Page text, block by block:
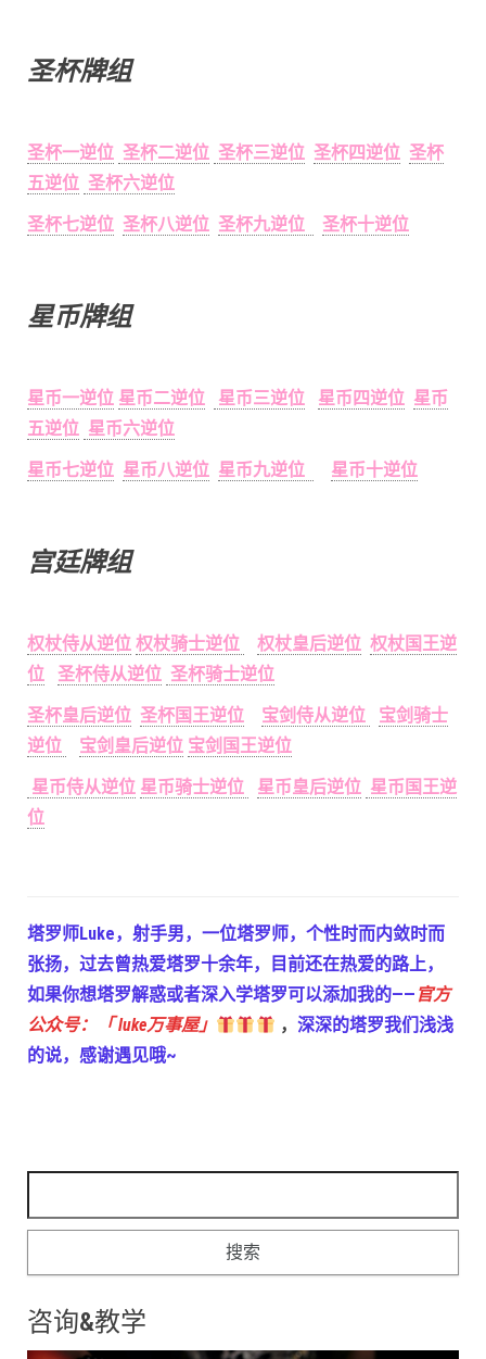
圣杯牌组
圣杯一逆位 圣杯二逆位 圣杯三逆位 圣杯四逆位 圣杯
五逆位 圣杯六逆位
圣杯七逆位 圣杯八逆位 圣杯九逆位 圣杯十逆位
星币牌组
星币一逆位 星币二逆位 星币三逆位 星币四逆位 星币
五逆位 星币六逆位
星币七逆位 星币八逆位 星币九逆位 星币十逆位
宫廷牌组
权杖侍从逆位 权杖骑士逆位 权杖皇后逆位 权杖国王逆
位
圣杯侍从逆位 圣杯骑士逆位
圣杯皇后逆位 圣杯国王逆位 宝剑侍从逆位
宝剑骑士
逆位
宝剑皇后逆位 宝剑国王逆位
星币侍从逆位 星币骑士逆位 星币皇后逆位 星币国王逆
位
塔罗师Luke，射手男，一位塔罗师，个性时而内敛时而
张扬，过去曾热爱塔罗十余年，目前还在热爱的路上，
如果你想塔罗解惑或者深入学塔罗可以添加我的—— 官方
公众号：「 luke万事屋」
， 深深的塔罗我们浅浅
的说，感谢遇见哦~
咨询&教学